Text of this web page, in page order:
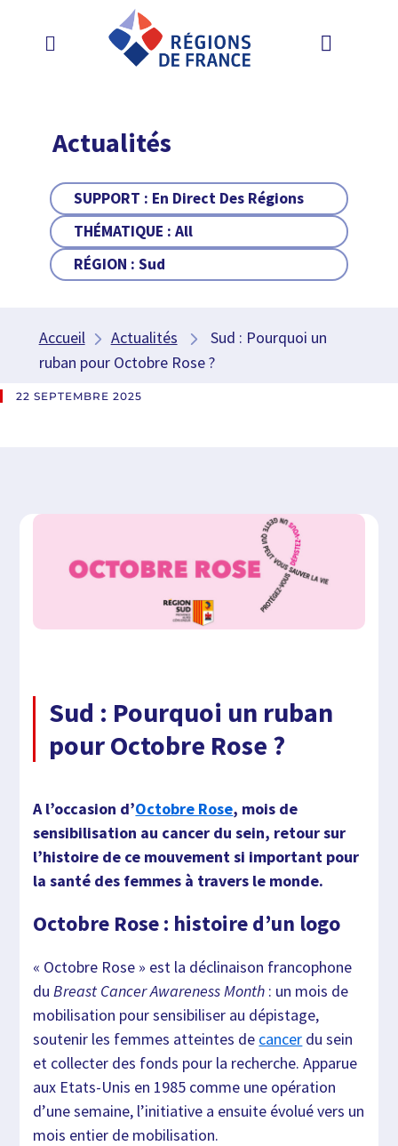
Actualités
SUPPORT : En Direct Des Régions
THÉMATIQUE :All
RÉGION :Sud
Accueil Actualités
Sud : Pourquoi un
ruban pour Octobre Rose ?
22 SEPTEMBRE 2025
Sud : Pourquoi un ruban
pour Octobre Rose ?
A l’occasion d’Octobre Rose, mois de
sensibilisation au cancer du sein, retour sur
l’histoire de ce mouvement si important pour
la santé des femmes à travers le monde.
Octobre Rose : histoire d’un logo
« Octobre Rose » est la déclinaison francophone
duBreast Cancer Awareness Month : un mois de
mobilisation pour sensibiliser au dépistage,
soutenir les femmes atteintes de cancer du sein
et collecter des fonds pour la recherche. Apparue
aux Etats-Unis en 1985 comme une opération
d’une semaine, l’initiative a ensuite évolué vers un
mois entier de mobilisation.